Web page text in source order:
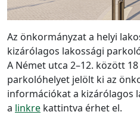
Az önkormányzat a helyi
kizárólagos lakossági
A Német utca 2–12. között
parkolóhelyet jelölt ki az
információkat a kizárólagos
a linkre kattintva érhet el.